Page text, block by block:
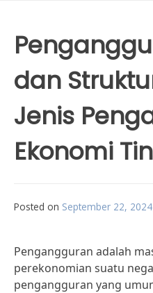
dan
Jenis
Ekonomi
Posted on September 22, 2024
Pengangguran adalah
perekonomian suatu
pengangguran yang